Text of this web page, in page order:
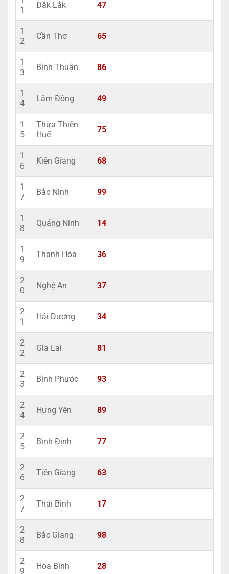
1
Đắk Lắk 47
1
2
Cần Thơ 65
1
3
Bình Thuận 86
1
4
Lâm Đồng 49
1
5
Thừa Thiên
Huế
75
1
6
Kiên Giang 68
1
7
Bắc Ninh 99
1
8
Quảng Ninh 14
1
9
Thanh Hóa 36
2
0
Nghệ An 37
2
1
Hải Dương 34
2
2
Gia Lai 81
2
3
Bình Phước 93
2
4
Hưng Yên 89
2
5
Bình Định 77
2
6
Tiền Giang 63
2
7
Thái Bình 17
2
8
Bắc Giang 98
2
9
Hòa Bình 28